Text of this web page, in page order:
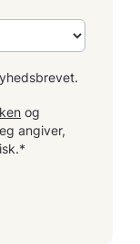
og
angiver,